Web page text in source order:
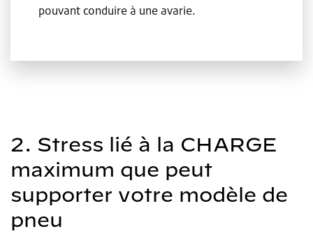
pouvant conduire à une avarie.
2. Stress lié à la CHARGE
maximum que peut
supporter votre modèle de
pneu